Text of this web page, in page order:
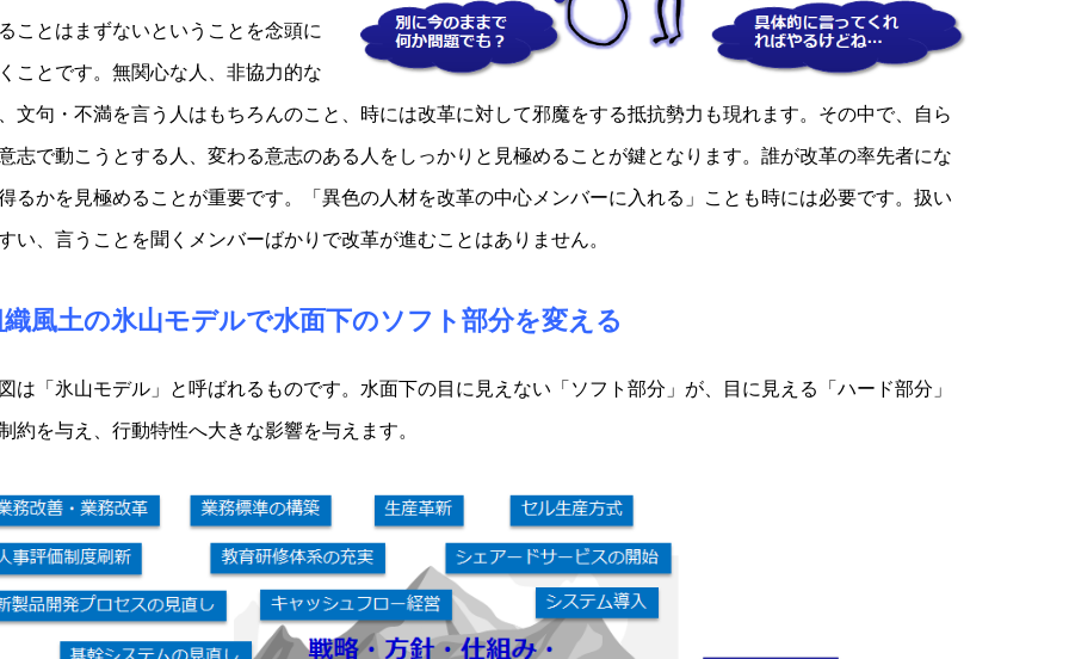
ことはまずないということを念頭に
ことです。無関心な人、非協力的な
文句・不満を言う人はもちろんのこと、時には改革に対して邪魔をする抵抗勢力も現れます。その中で、自ら
志で動こうとする人、変わる意志のある人をしっかりと見極めることが鍵となります。誰が改革の率先者にな
るかを見極めることが重要です。「異色の人材を改革の中心メンバーに入れる」ことも時には必要です。扱い
い、言うことを聞くメンバーばかりで改革が進むことはありません。
風土の氷山モデルで水面下のソフト部分を変える
は「氷山モデル」と呼ばれるものです。水面下の目に見えない「ソフト部分」が、目に見える「ハード部分」
約を与え、行動特性へ大きな影響を与えます。